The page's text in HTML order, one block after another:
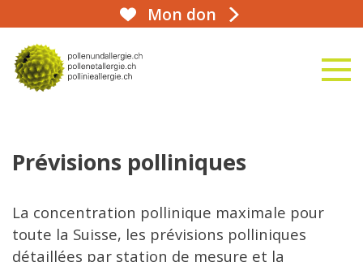
Mon don
aha!infoline 031 359 90 50
Prévisions polliniques
La concentration pollinique maximale pour
toute la Suisse, les prévisions polliniques
détaillées par station de mesure et la